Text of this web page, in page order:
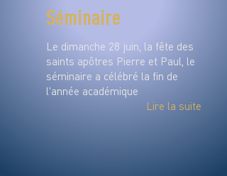
Séminaire
Le dimanche 28 juin, la fête des
saints apôtres Pierre et Paul, le
séminaire a célébré la fin de
l'année académique
Lire la suite